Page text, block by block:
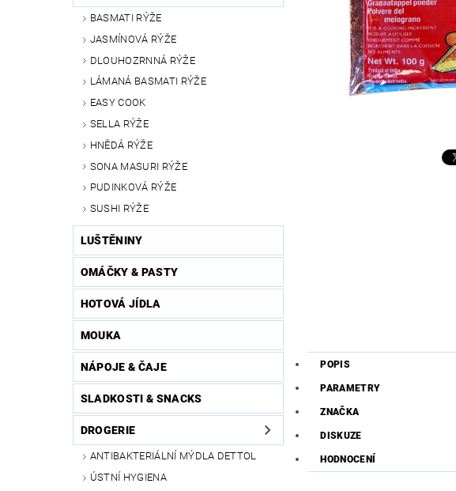
BASMATI RÝŽE
JASMÍNOVÁ RÝŽE
DLOUHOZRNNÁ RÝŽE
LÁMANÁ BASMATI RÝŽE
EASY COOK
SELLA RÝŽE
HNĚDÁ RÝŽE
SONA MASURI RÝŽE
PUDINKOVÁ RÝŽE
SUSHI RÝŽE
LUŠTĚNINY
OMÁČKY & PASTY
HOTOVÁ JÍDLA
MOUKA
NÁPOJE & ČAJE
SLADKOSTI & SNACKS
DROGERIE
ANTIBAKTERIÁLNÍ MÝDLA DETTOL
ÚSTNÍ HYGIENA
POPIS
PARAMETRY
ZNAČKA
DISKUZE
HODNOCENÍ